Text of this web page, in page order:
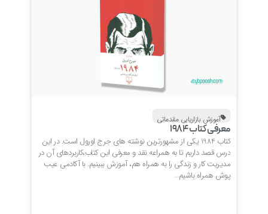
آموزش بازاریابی مقدماتی
معرفی کتاب 1984
کتاب 1984 یکی از مشهورترین نوشته های جرج اورول است. در این
درس قصد داریم تا به همراعه نقد و معرفی این کتاب،کاربردهای آن در
مدیریت کار و زندگی را به همراه هم، آموزش ببینیم. با آکادمی عیب
پوش همراه باشیم…